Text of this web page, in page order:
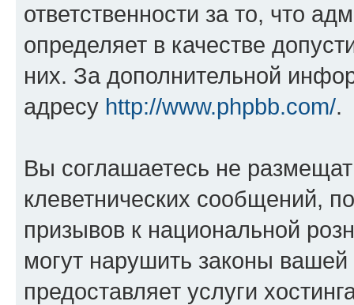
ответственности за то, что
определяет в качестве
них. За дополнительной
адресу http://www.phpbb.com/.
Вы соглашаетесь не
клеветнических сообщений,
призывов к национальной
могут нарушить законы
предоставляет услуги